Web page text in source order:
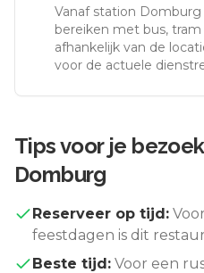
Vanaf station Domburg
bereiken met bus,
afhankelijk van de
voor de actuele
Tips voor je
Domburg
Reserveer op tijd:
feestdagen is dit
Beste tijd: Voor een